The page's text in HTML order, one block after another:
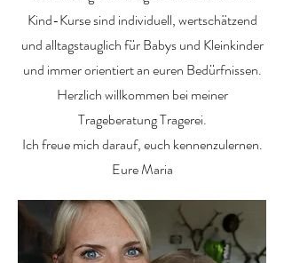
Kind-Kurse sind individuell, wertschätzend
und alltagstauglich für Babys und Kleinkinder
und immer orientiert an euren Bedürfnissen.
Herzlich willkommen bei meiner
Trageberatung Tragerei.
Ich freue mich darauf, euch kennenzulernen.
Eure Maria